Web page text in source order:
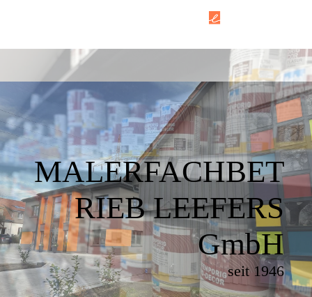
MALERFACHBET
RIEB LEEFERS
GmbH
seit 1946